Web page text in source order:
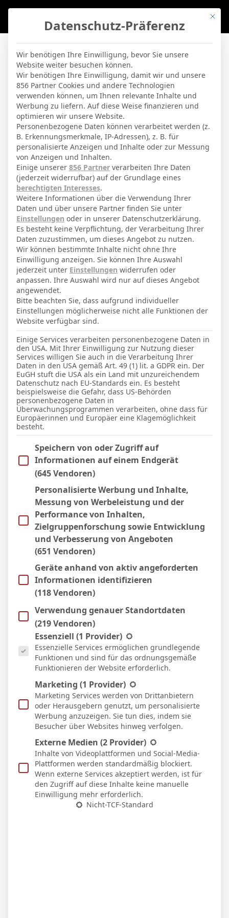
F. Mendy
Micha Sassie 19. April 2026
Voller Name Ferland Sinna Mendy
Position Defensivspieler
Aktuelles Team Real Madrid
Nationalität
Geburtsort
Meulan-En-Yvelines
Geburtstag 8. Juni 1995
Alter 31
Gewicht (kg) 73
Größe (cm) 180
GESAMTE STATISTIK
La Liga 2025-2026
3 1 2 102′
LETZTE BEGEGNUNGEN
Datum Ergebnis
La Liga 2025-2026
21 Apr. 2026
Heim
S
2:1
10 Apr. 2026
Heim
U
1:1
11`
6 März 2026
Auswärts 1:2
2 März 2026
Heim
N
21 Feb. 2026
Auswärts
N
2:1
14 Feb. 2026
Heim
S
4:1
4 Jan. 2026
Heim
S
5:1
1`
20 Dez. 2025
Heim
S
2:0
30 Nov. 2025 U
1:1
Mit
Datenschutz-Präferenz
Wir benötigen Ihre Einwilligung, bevor Sie unsere
Website weiter besuchen können.
Wir benötigen Ihre Einwilligung, damit wir und unsere
856 Partner Cookies und andere Technologien
verwenden können, um Ihnen relevante Inhalte und
Werbung zu liefern. Auf diese Weise finanzieren und
optimieren wir unsere Website.
Personenbezogene Daten können verarbeitet werden (z.
B. Erkennungsmerkmale, IP-Adressen), z. B. für
personalisierte Anzeigen und Inhalte oder zur Messung
von Anzeigen und Inhalten.
Einige unserer 856 Partner verarbeiten Ihre Daten
(jederzeit widerrufbar) auf der Grundlage eines
berechtigten Interesses.
Weitere Informationen über die Verwendung Ihrer
Daten und über unsere Partner finden Sie unter
Einstellungen oder in unserer Datenschutzerklärung.
Es besteht keine Verpflichtung, der Verarbeitung Ihrer
Daten zuzustimmen, um dieses Angebot zu nutzen.
Wir können bestimmte Inhalte nicht ohne Ihre
Einwilligung anzeigen. Sie können Ihre Auswahl
jederzeit unter Einstellungen widerrufen oder
anpassen. Ihre Auswahl wird nur auf dieses Angebot
angewendet.
Bitte beachten Sie, dass aufgrund individueller
Einstellungen möglicherweise nicht alle Funktionen der
Website verfügbar sind.
Einige Services verarbeiten personenbezogene Daten in
den USA. Mit Ihrer Einwilligung zur Nutzung dieser
Services willigen Sie auch in die Verarbeitung Ihrer
Daten in den USA gemäß Art. 49 (1) lit. a GDPR ein. Der
EuGH stuft die USA als ein Land mit unzureichendem
Datenschutz nach EU-Standards ein. Es besteht
beispielsweise die Gefahr, dass US-Behörden
personenbezogene Daten in
Überwachungsprogrammen verarbeiten, ohne dass für
Europäerinnen und Europäer eine Klagemöglichkeit
besteht.
Im Folgenden finden Sie eine Liste der Zwecke des IAB
Speichern von oder Zugriff auf
Informationen auf einem Endgerät
(645 Vendoren)
Personalisierte Werbung und Inhalte,
Messung von Werbeleistung und der
Performance von Inhalten,
Zielgruppenforschung sowie Entwicklung
und Verbesserung von Angeboten
(651 Vendoren)
Geräte anhand von aktiv angeforderten
Informationen identifizieren
(118 Vendoren)
Verwendung genauer Standortdaten
(219 Vendoren)
Es folgt eine Liste der Service-Gruppen, für die eine
Essenziell (1 Provider)
Essenzielle Services ermöglichen grundlegende
Funktionen und sind für das ordnungsgemäße
Funktionieren der Website erforderlich.
Marketing (1 Provider)
Marketing Services werden von Drittanbietern
oder Herausgebern genutzt, um personalisierte
Werbung anzuzeigen. Sie tun dies, indem sie
Besucher über Websites hinweg verfolgen.
Externe Medien (2 Provider)
Inhalte von Videoplattformen und Social-Media-
Plattformen werden standardmäßig blockiert.
Wenn externe Services akzeptiert werden, ist für
den Zugriff auf diese Inhalte keine manuelle
Einwilligung mehr erforderlich.
Nicht-TCF-Standard